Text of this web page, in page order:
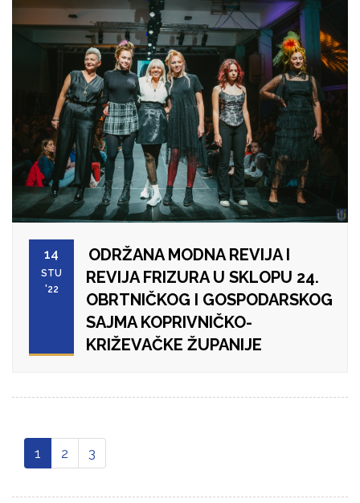
14
STU
'22
ODRŽANA MODNA REVIJA I
REVIJA FRIZURA U SKLOPU 24.
OBRTNIČKOG I GOSPODARSKOG
SAJMA KOPRIVNIČKO-
KRIŽEVAČKE ŽUPANIJE
1 2 3